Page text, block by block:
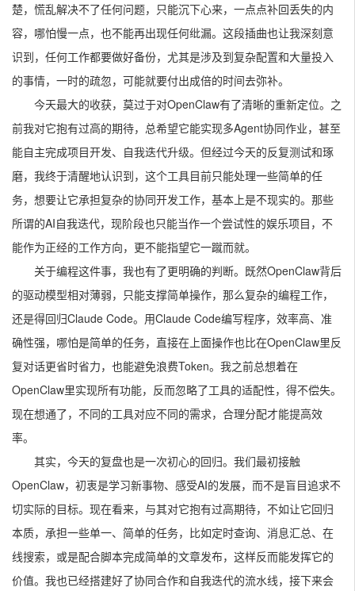
楚，慌乱解决不了任何问题，只能沉下心来，一点点补回丢失的内
容，哪怕慢一点，也不能再出现任何纰漏。这段插曲也让我深刻意
识到，任何工作都要做好备份，尤其是涉及到复杂配置和大量投入
的事情，一时的疏忽，可能就要付出成倍的时间去弥补。
今天最大的收获，莫过于对OpenClaw有了清晰的重新定位。之
前我对它抱有过高的期待，总希望它能实现多Agent协同作业，甚至
能自主完成项目开发、自我迭代升级。但经过今天的反复测试和琢
磨，我终于清醒地认识到，这个工具目前只能处理一些简单的任
务，想要让它承担复杂的协同开发工作，基本上是不现实的。那些
所谓的AI自我迭代，现阶段也只能当作一个尝试性的娱乐项目，不
能作为正经的工作方向，更不能指望它一蹴而就。
关于编程这件事，我也有了更明确的判断。既然OpenClaw背后
的驱动模型相对薄弱，只能支撑简单操作，那么复杂的编程工作，
还是得回归Claude Code。用Claude Code编写程序，效率高、准
确性强，哪怕是简单的任务，直接在上面操作也比在OpenClaw里反
复对话更省时省力，也能避免浪费Token。我之前总想着在
OpenClaw里实现所有功能，反而忽略了工具的适配性，得不偿失。
现在想通了，不同的工具对应不同的需求，合理分配才能提高效
率。
其实，今天的复盘也是一次初心的回归。我们最初接触
OpenClaw，初衷是学习新事物、感受AI的发展，而不是盲目追求不
切实际的目标。现在看来，与其对它抱有过高期待，不如让它回归
本质，承担一些单一、简单的任务，比如定时查询、消息汇总、在
线搜索，或是配合脚本完成简单的文章发布，这样反而能发挥它的
价值。我也已经搭建好了协同合作和自我迭代的流水线，接下来会